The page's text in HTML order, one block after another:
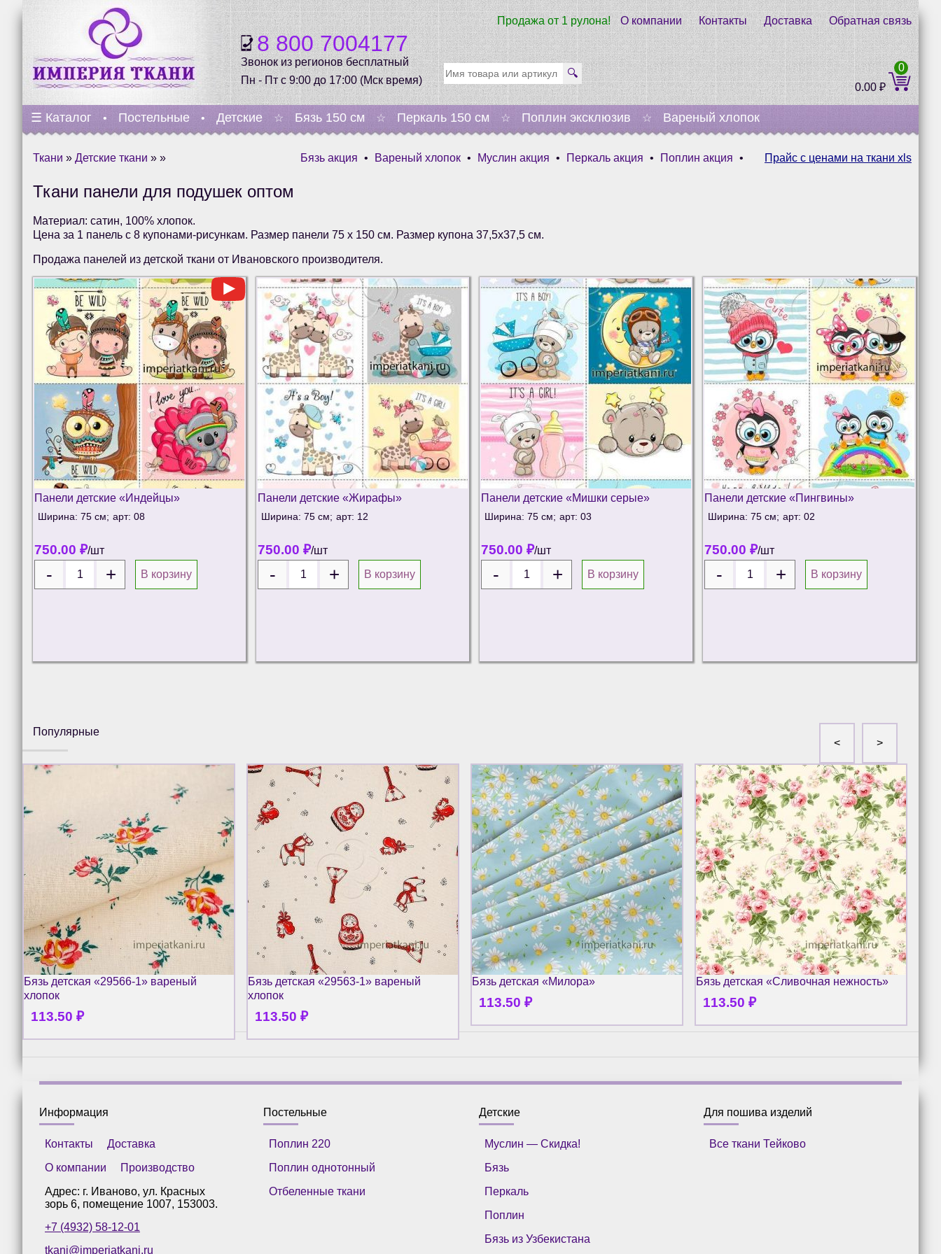
8 800 7004177
Звонок из регионов бесплатный
Пн - Пт с 9:00 до 17:00 (Мск время)
Продажа от 1 рулона! О компании Контакты Доставка Обратная связь
🔍
0.00₽
0
☰ Каталог • Постельные • Детские ☆ Бязь 150 см ☆ Перкаль 150 см ☆ Поплин эксклюзив ☆ Вареный хлопок
Бязь акция • Вареный хлопок • Муслин акция • Перкаль акция • Поплин акция • Прайс с ценами на ткани xls
Ткани » Детские ткани » »
Ткани панели для подушек оптом
Материал: сатин, 100% хлопок.
Цена за 1 панель с 8 купонами-рисункам. Размер панели 75 х 150 см. Размер купона 37,5х37,5 см.
Продажа панелей из детской ткани от Ивановского производителя.
Панели детские «Индейцы»
Ширина: 75 см; арт: 08
750.00 ₽/шт
В корзину
Панели детские «Жирафы»
Ширина: 75 см; арт: 12
750.00 ₽/шт
В корзину
Панели детские «Мишки серые»
Ширина: 75 см; арт: 03
750.00 ₽/шт
В корзину
Панели детские «Пингвины»
Ширина: 75 см; арт: 02
750.00 ₽/шт
В корзину
Популярные
Бязь детская «29566-1» вареный
хлопок
113.50 ₽
Бязь детская «29563-1» вареный
хлопок
113.50 ₽
Бязь детская «Милора»
113.50 ₽
Бязь детская «Сливочная нежность»
113.50 ₽
Информация
Контакты
Доставка
О компании
Производство
Адрес: г. Иваново, ул. Красных
зорь 6, помещение 1007, 153003.
+7 (4932) 58-12-01
tkani@imperiatkani.ru
Постельные
Поплин 220
Поплин однотонный
Отбеленные ткани
Детские
Муслин — Скидка!
Бязь
Перкаль
Поплин
Бязь из Узбекистана
Для пошива изделий
Все ткани Тейково